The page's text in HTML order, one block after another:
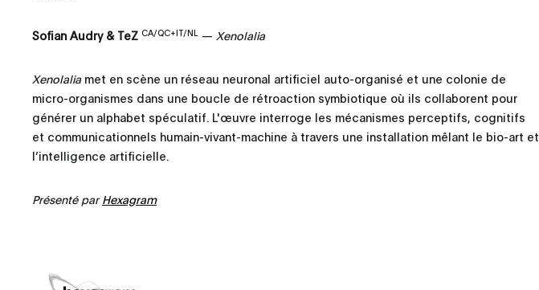
Sofian Audry & TeZ CA/QC+IT/NL — Xenolalia
Xenolalia met en scène un réseau neuronal artificiel auto-organisé et une colonie de
micro-organismes dans une boucle de rétroaction symbiotique où ils collaborent pour
générer un alphabet spéculatif. L'œuvre interroge les mécanismes perceptifs, cognitifs
et communicationnels humain-vivant-machine à travers une installation mêlant le bio-art et
l’intelligence artificielle.
Présenté parHexagram